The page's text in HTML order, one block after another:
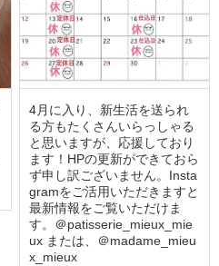
4月に入り、新生活を送られ
る方もたくさんいらっしゃる
と思いますが、応援しており
ます！HPの更新ができておら
ず申し訳ございません。Insta
gramをご活用いただきますと
最新情報をご覧いただけま
す。＠patisserie_mieux_mie
ux または、＠madame_mieu
x_mieux